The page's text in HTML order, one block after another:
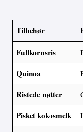
Tilbehør
Fullkornsris
Quinoa
Ristede nøtter
Pisket kokosmelk